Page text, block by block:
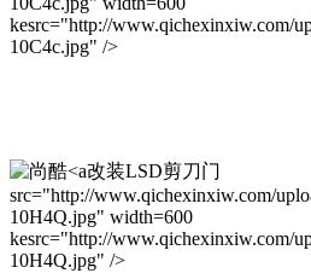
kesrc="http://www.qichexinxiw.com/
10C4c.jpg" />
改装LSD剪刀门
src="http://www.qichexinxiw.com/
10H4Q.jpg" width=600
kesrc="http://www.qichexinxiw.com/
10H4Q.jpg" />